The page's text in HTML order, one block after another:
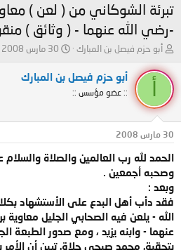
تبرئة الشوكاني من ( لعن )
-رضي الله عنهما - ( وثائق )
ب
د
ل
م
و
و
ع
أبو حزم فيصل بن المبارك
ت
ر
ي
ل
ء
30 مارس 2008
أبو حزم فيصل بن المبارك
:: عضو مؤسس ::
30 مارس 2008
الحمد لله رب العالمين والصلاة
وصحبه أجمعين .
وبعد :
فقد دأب أهل البدع على الأستشهاد
الله - يلعن فيه الصحابي الجليل
عنهما - وابنه يزيد ، ومع صدور الطبعة
بتحقيق محمد صبحي حلاق تبين أن